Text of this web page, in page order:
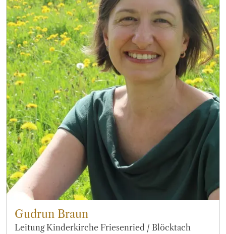
Gudrun Braun
Leitung Kinderkirche Friesenried / Blöcktach